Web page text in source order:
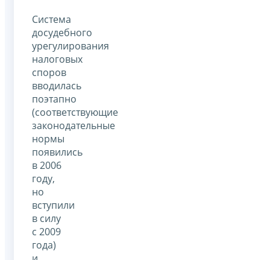
Система
досудебного
урегулирования
налоговых
споров
вводилась
поэтапно
(соответствующие
законодательные
нормы
появились
в 2006
году,
но
вступили
в силу
с 2009
года)